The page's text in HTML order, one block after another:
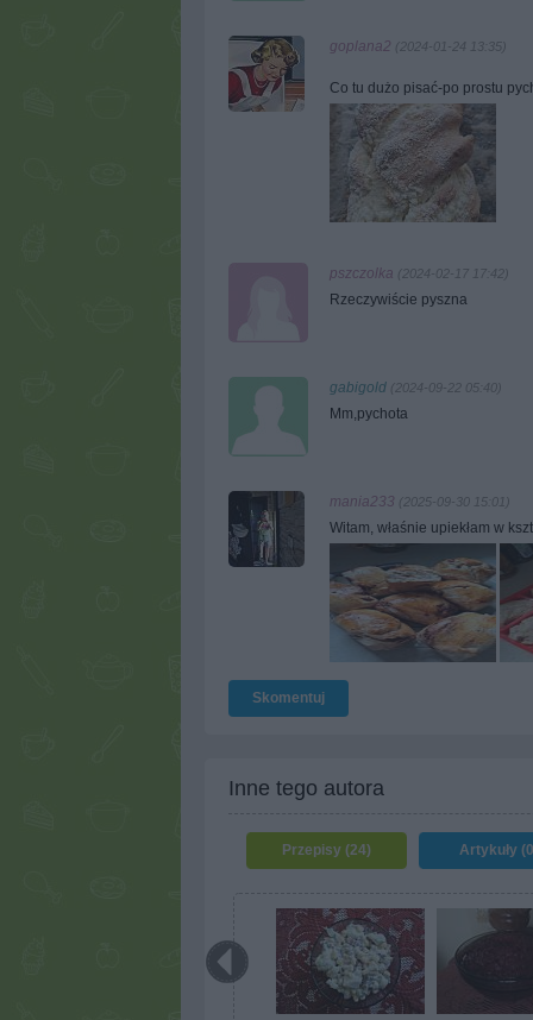
goplana2 (2024-01-24 13:35)
Co tu dużo pisać-po prostu
pszczolka (2024-02-17 17:42)
Rzeczywiście pyszna
gabigold (2024-09-22 05:40)
Mm,pychota
mania233 (2025-09-30 15:01)
Witam, właśnie upiekłam w
Skomentuj
Inne tego autora
Przepisy (24) Artykuły